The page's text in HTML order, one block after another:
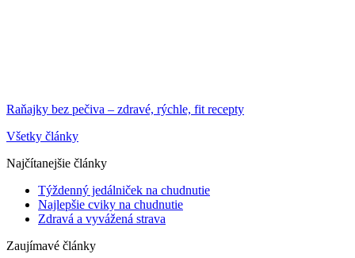
Raňajky bez pečiva – zdravé, rýchle, fit recepty
Všetky články
Najčítanejšie články
Týždenný jedálniček na chudnutie
Najlepšie cviky na chudnutie
Zdravá a vyvážená strava
Zaujímavé články